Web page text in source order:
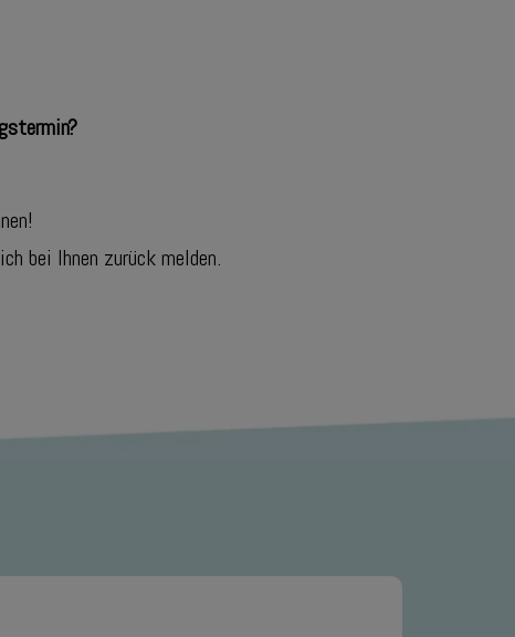
bei Ihnen zurück melden.